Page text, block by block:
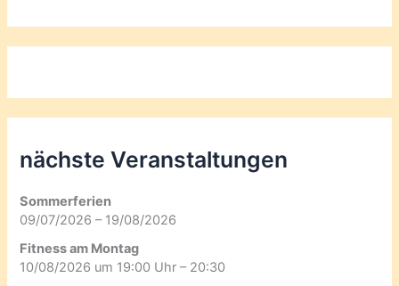
nächste Veranstaltungen
Sommerferien
09/07/2026 – 19/08/2026
Fitness am Montag
10/08/2026 um 19:00 Uhr – 20:30